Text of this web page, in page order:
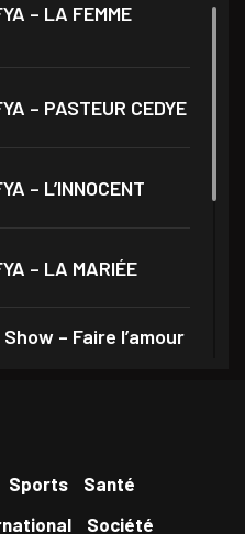
– LA FEMME
– PASTEUR CEDYE
– L’INNOCENT
– LA MARIÉE
– Faire l’amour
Sports
Santé
Société